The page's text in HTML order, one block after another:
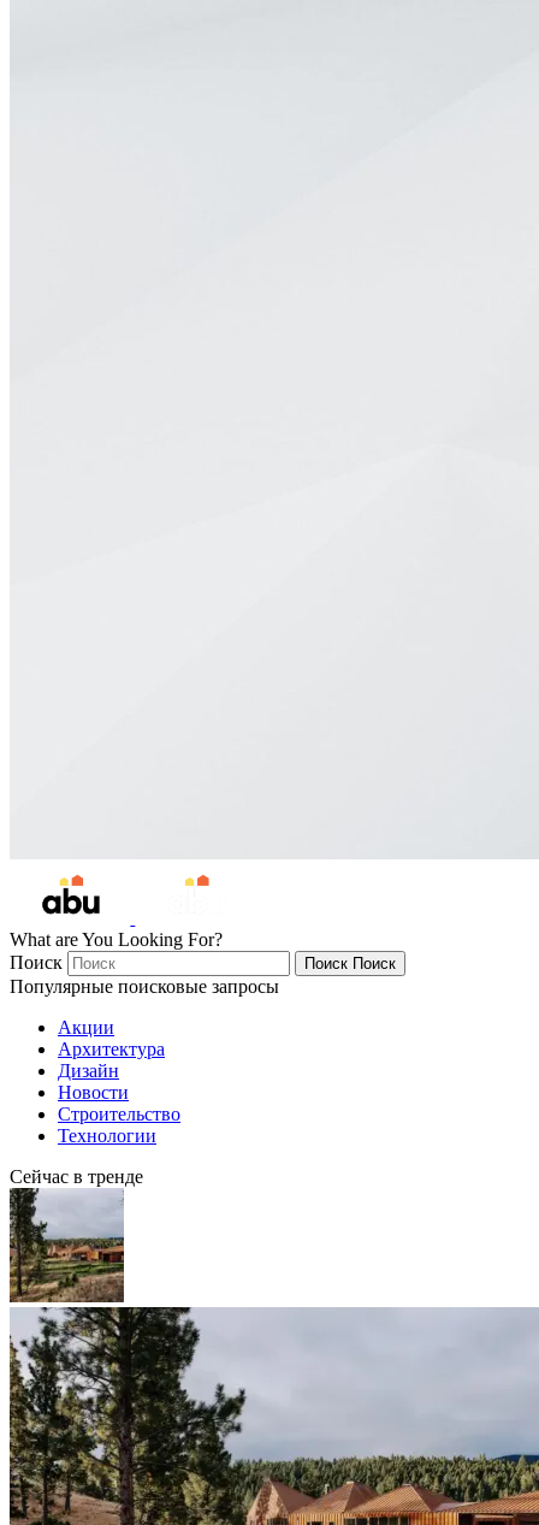
What are You Looking For?
Поиск
Поиск Поиск
Популярные поисковые запросы
Акции
Архитектура
Дизайн
Новости
Строительство
Технологии
Сейчас в тренде